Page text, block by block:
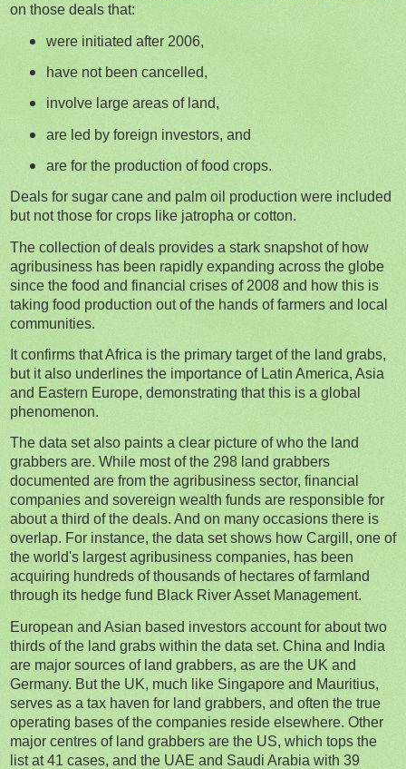
on those deals that:
were initiated after 2006,
have not been cancelled,
involve large areas of land,
are led by foreign investors, and
are for the production of food crops.
Deals for sugar cane and palm oil production were included
but not those for crops like jatropha or cotton.
The collection of deals provides a stark snapshot of how
agribusiness has been rapidly expanding across the globe
since the food and financial crises of 2008 and how this is
taking food production out of the hands of farmers and local
communities.
It confirms that Africa is the primary target of the land grabs,
but it also underlines the importance of Latin America, Asia
and Eastern Europe, demonstrating that this is a global
phenomenon.
The data set also paints a clear picture of who the land
grabbers are. While most of the 298 land grabbers
documented are from the agribusiness sector, financial
companies and sovereign wealth funds are responsible for
about a third of the deals. And on many occasions there is
overlap. For instance, the data set shows how Cargill, one of
the world's largest agribusiness companies, has been
acquiring hundreds of thousands of hectares of farmland
through its hedge fund Black River Asset Management.
European and Asian based investors account for about two
thirds of the land grabs within the data set. China and India
are major sources of land grabbers, as are the UK and
Germany. But the UK, much like Singapore and Mauritius,
serves as a tax haven for land grabbers, and often the true
operating bases of the companies reside elsewhere. Other
major centres of land grabbers are the US, which tops the
list at 41 cases, and the UAE and Saudi Arabia with 39